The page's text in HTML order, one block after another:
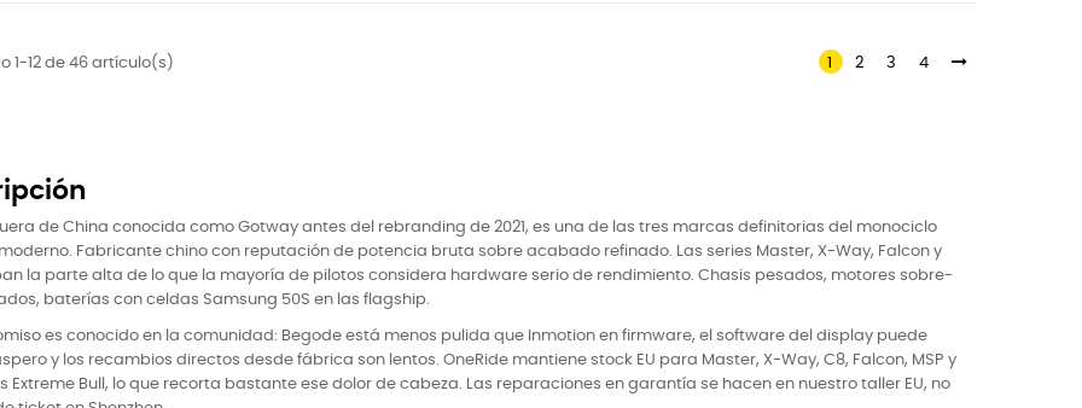
1-12 de 46 artículo(s) 1 2 3 4
de China conocida como Gotway antes del rebranding de 2021, es una de las tres marcas definitorias del monociclo
Fabricante chino con reputación de potencia bruta sobre acabado refinado. Las series Master, X-Way, Falcon y
la parte alta de lo que la mayoría de pilotos considera hardware serio de rendimiento. Chasis pesados, motores sobre-
baterías con celdas Samsung 50S en las flagship.
es conocido en la comunidad: Begode está menos pulida que Inmotion en firmware, el software del display puede
y los recambios directos desde fábrica son lentos. OneRide mantiene stock EU para Master, X-Way, C8, Falcon, MSP y
Extreme Bull, lo que recorta bastante ese dolor de cabeza. Las reparaciones en garantía se hacen en nuestro taller EU, no